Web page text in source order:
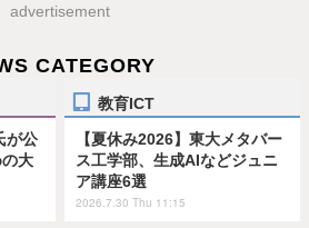
advertisement
CATEGORY
が公
大
教育ICT
【夏休み2026】東大メタバー
ス工学部、生成AIなどジュニ
ア講座6選
2026.7.30 Thu 11:15